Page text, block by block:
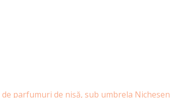
parfumuri de nișă, sub umbrela